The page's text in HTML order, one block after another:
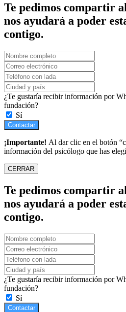
Te pedimos compartir
nos ayudará a poder
contigo.
¿Te gustaría recibir información por
fundación?
Sí
Contactar
¡Importante! Al dar clic en el botón
información del psicólogo que has
CERRAR
Te pedimos compartir
nos ayudará a poder
contigo.
¿Te gustaría recibir información por
fundación?
Sí
Contactar